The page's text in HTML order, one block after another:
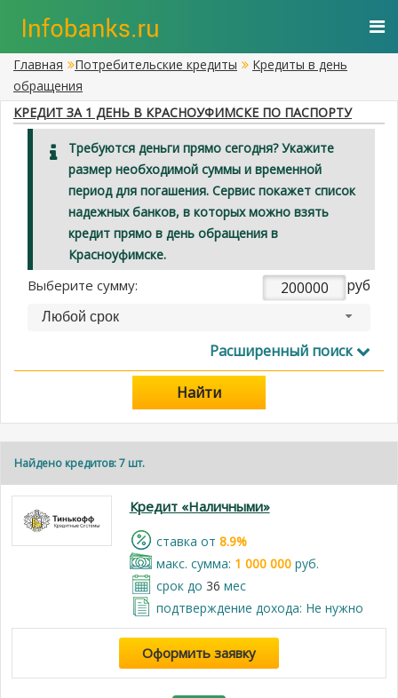
Главная Потребительские кредиты
Кредиты в день
обращения
КРЕДИТ ЗА 1 ДЕНЬ В КРАСНОУФИМСКЕ ПО ПАСПОРТУ
Требуются деньги прямо сегодня? Укажите
размер необходимой суммы и временной
период для погашения. Сервис покажет список
надежных банков, в которых можно взять
кредит прямо в день обращения в
Красноуфимске.
Выберите сумму: руб
Любой срок
Расширенный поиск
Найти
Найдено кредитов: 7 шт.
Кредит «Наличными»
cтавка от 8.9%
макс. сумма: 1 000 000руб.
срок до 36 мес
подтверждение дохода: Не нужно
Оформить заявку